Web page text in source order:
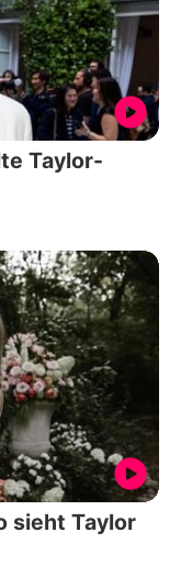
Taylor-
sieht Taylor